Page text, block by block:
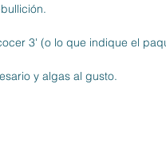
3' (o lo que indique el
y algas al gusto.